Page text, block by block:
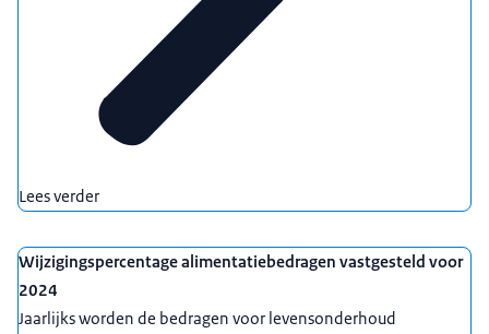
Lees verder
Wijzigingspercentage alimentatiebedragen vastgesteld voor
2024
Jaarlijks worden de bedragen voor levensonderhoud